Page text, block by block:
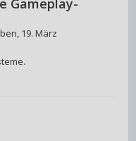
Gameplay-
19. März